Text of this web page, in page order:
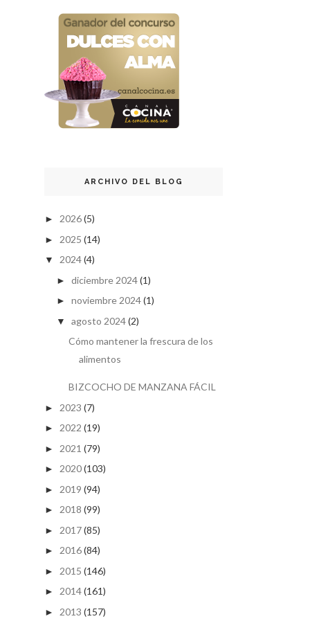
ARCHIVO DEL BLOG
► 2026(5)
► 2025 (14)
▼ 2024(4)
► diciembre 2024(1)
► noviembre 2024(1)
▼ agosto 2024(2)
Cómo mantener la frescura de los
alimentos
BIZCOCHO DE MANZANA FÁCIL
► 2023 (7)
► 2022 (19)
► 2021 (79)
► 2020(103)
► 2019 (94)
► 2018 (99)
► 2017(85)
► 2016(84)
► 2015 (146)
► 2014(161)
► 2013 (157)